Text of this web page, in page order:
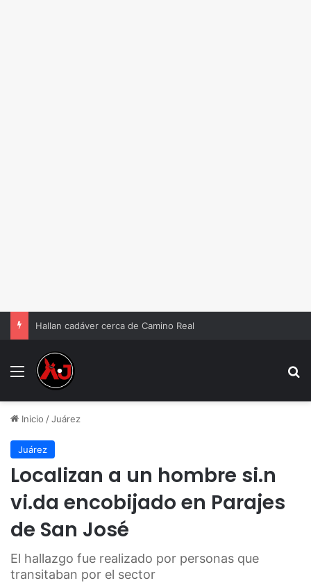
Hallan cadáver cerca de Camino Real
Menu
Inicio /Juárez
Juárez
Localizan a un hombre si.n
vi.da encobijado en Parajes
de San José
El hallazgo fue realizado por personas que
transitaban por el sector